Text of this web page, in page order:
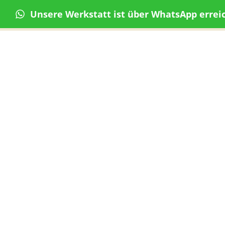
Unsere Werkstatt ist über WhatsApp